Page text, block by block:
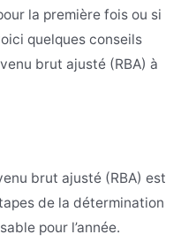
la première fois ou si
quelques conseils
brut ajusté (RBA) à
brut ajusté (RBA) est
de la détermination
pour l’année.